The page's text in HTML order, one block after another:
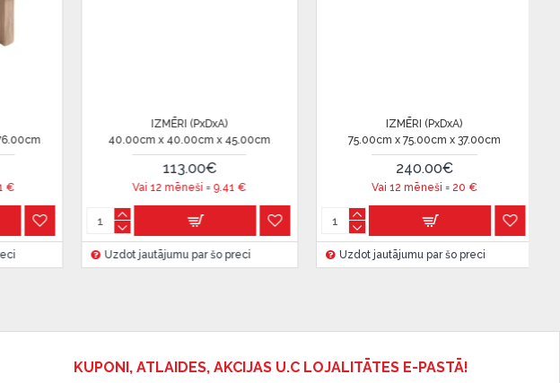
IZMĒRI (PxDxA)
70.00cm x 70.00cm x 40.00cm
226.00€
Vai 12 mēneši =18.83€
Uzdot jautājumu par šo preci
IZMĒRI (PxDxA)
37.00cm x 37.00cm x 43.00cm
125.00€
Vai 12 mēneši =10.41€
Uzdot jautājumu par šo preci
KUPONI, ATLAIDES, AKCIJAS U.C LOJALITĀTES E-PASTĀ!